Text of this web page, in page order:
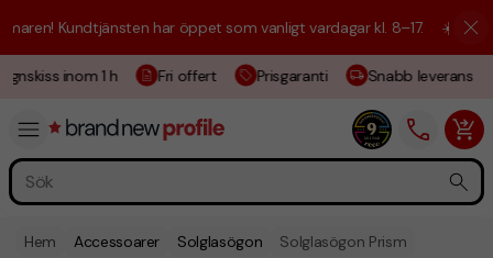
Kundtjänsten har öppet som vanligt vardagar kl. 8–17. ☀️ Vi är
inom 1 h Fri offert Prisgaranti Snabb leverans
Hem Accessoarer Solglasögon Solglasögon Prism